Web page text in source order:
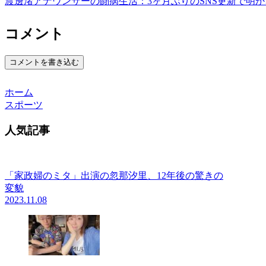
コメント
コメントを書き込む
ホーム
スポーツ
人気記事
「家政婦のミタ」出演の忽那汐里、12年後の驚きの
変貌
2023.11.08